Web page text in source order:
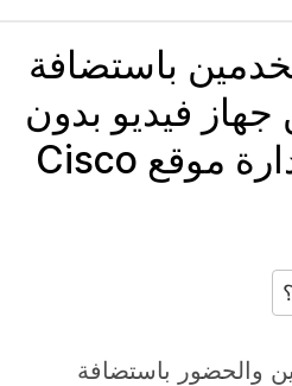
باستضافة
جهاز فيديو بدون
رمز PIN في إدارة موقع Cisco
والحضور باستضافة